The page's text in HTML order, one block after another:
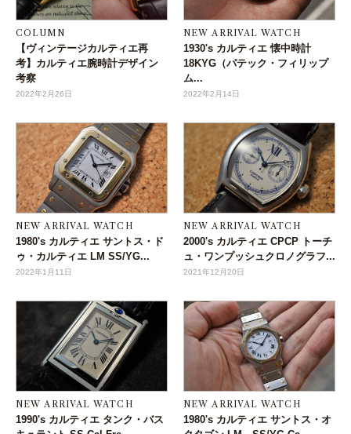
COLUMN
【ヴィンテージカルティエ再
考】カルティエ腕時計デザイン
考察
2022年2月26日
NEW ARRIVAL WATCH
1930's カルティエ 懐中時計
18KYG（パテック・フィリップ
ム...
2022年2月14日
NEW ARRIVAL WATCH
1980's カルティエ サントス・ド
ゥ・カルティエ LM SS/YG...
2022年1月11日
NEW ARRIVAL WATCH
2000's カルティエ CPCP トーチ
ュ・ワンプッシュクロノグラフ...
2021年12月20日
NEW ARRIVAL WATCH
1990's カルティエ タンク・バス
NEW ARRIVAL WATCH
1980's カルティエ サントス・オ